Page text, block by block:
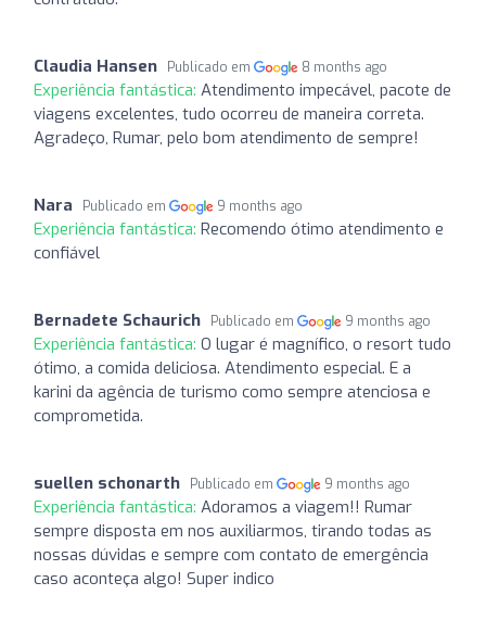
Claudia Hansen Publicado em 8 months ago
Experiência fantástica: Atendimento impecável, pacote de
viagens excelentes, tudo ocorreu de maneira correta.
Agradeço, Rumar, pelo bom atendimento de sempre!
Nara Publicado em 9 months ago
Experiência fantástica: Recomendo ótimo atendimento e
confiável
Bernadete Schaurich Publicado em 9 months ago
Experiência fantástica: O lugar é magnífico, o resort tudo
ótimo, a comida deliciosa. Atendimento especial. E a
karini da agência de turismo como sempre atenciosa e
comprometida.
suellen schonarth Publicado em 9 months ago
Experiência fantástica: Adoramos a viagem!! Rumar
sempre disposta em nos auxiliarmos, tirando todas as
nossas dúvidas e sempre com contato de emergência
caso aconteça algo! Super indico